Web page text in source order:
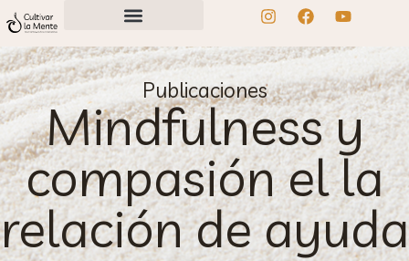
Publicaciones
Mindfulness y
compasión el la
relación de ayuda